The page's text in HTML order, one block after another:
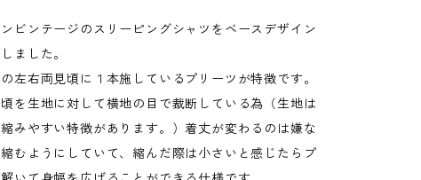
ビンテージのスリーピングシャツをベースデザイン
ました。
左右両見頃に１本施しているプリーツが特徴です。
を生地に対して横地の目で裁断している為（生地は
みやすい特徴があります。）着丈が変わるのは嫌な
むようにしていて、縮んだ際は小さいと感じたらプ